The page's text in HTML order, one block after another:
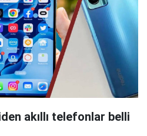
akıllı telefonlar belli